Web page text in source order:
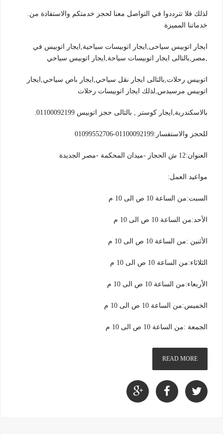
.لذلك فلا تترددوا في التواصل معنا لحجز خدمتكم والاستفادة من
خدماتنا المميزة
ايجار اتوبيس سياحى,ايجار اتوبيسات سياحية,ايجار اتوبيس في
مصر,بالتالى ايجار اتوبيسات سياحة,ايجار اتوبيس سياحي,
اتوبيس رحلات,بالتالى ايجار نقل سياحي,ايجار باص سياحي,ايجار
اتوبيس مرسيدس,لذلك ايجار اتوبيسات رحلات
.01100092199 بالاسكندرية,ايجار كوستر , بالتالى حجز اتوبيس
للحجز والاستفسار:01100092199-01099552706
العنوان:12 ش الحجاز -ميدان المحكمة -مصر الجديدة
:مواعيد العمل
السبت:من الساعة 10 ص الى 10 م
الأحد:من الساعة 10 ص الى 10 م
الأثنين :من الساعة 10 ص الى 10 م
الثلاثاء:من الساعة 10 ص الى 10 م
الأربعاء:من الساعة 10 ص الى 10 م
الخميس:من الساعة 10 ص الى 10 م
الجمعة :من الساعة 10 ص الى 10 م
READ MORE